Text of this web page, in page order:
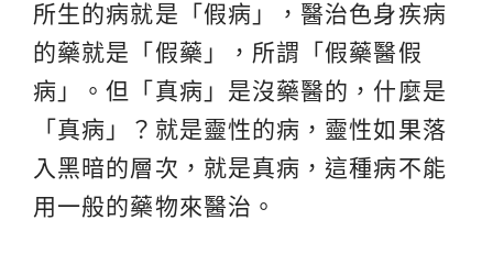
所生的病就是「假病」，醫治色身疾病
的藥就是「假藥」，所謂「假藥醫假
病」。但「真病」是沒藥醫的，什麼是
「真病」？就是靈性的病，靈性如果落
入黑暗的層次，就是真病，這種病不能
用一般的藥物來醫治。